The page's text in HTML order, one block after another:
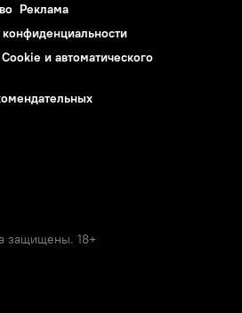
Реклама
и автоматического
защищены. 18+